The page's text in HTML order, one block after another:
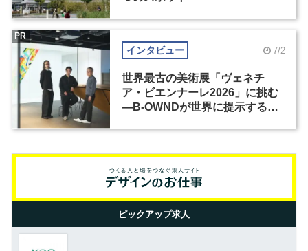
インタビュー 7/2
世界最古の美術展「ヴェネチ
ア・ビエンナーレ2026」に挑む
―B-OWNDが世界に提示する美
PR
ピックアップ求人